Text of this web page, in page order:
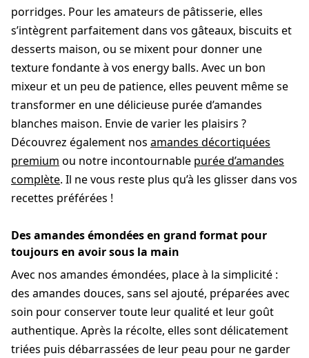
porridges. Pour les amateurs de pâtisserie, elles
s’intègrent parfaitement dans vos gâteaux, biscuits et
desserts maison, ou se mixent pour donner une
texture fondante à vos energy balls. Avec un bon
mixeur et un peu de patience, elles peuvent même se
transformer en une délicieuse purée d’amandes
blanches maison. Envie de varier les plaisirs ?
Découvrez également nos amandes décortiquées
premium ou notre incontournable purée d’amandes
complète. Il ne vous reste plus qu’à les glisser dans vos
recettes préférées !
Des amandes émondées en grand format pour
toujours en avoir sous la main
Avec nos amandes émondées, place à la simplicité :
des amandes douces, sans sel ajouté, préparées avec
soin pour conserver toute leur qualité et leur goût
authentique. Après la récolte, elles sont délicatement
triées puis débarrassées de leur peau pour ne garder